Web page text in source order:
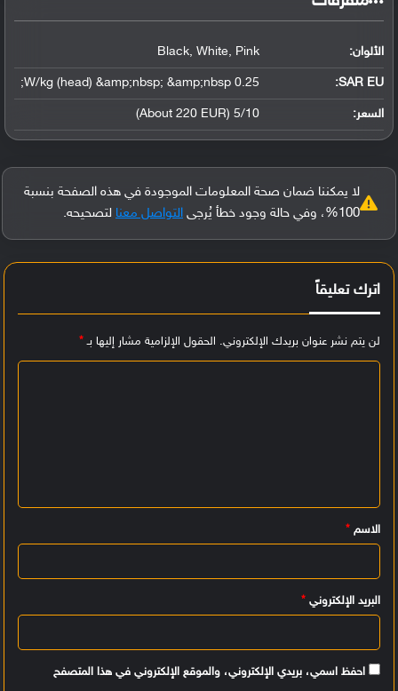
الألوان: Black, White, Pink
SAR EU:
0.25 W/kg (head) &amp;nbsp; &amp;nbsp;
السعر: 5/10 (About 220 EUR)
لا يمكننا ضمان صحة المعلومات الموجودة في هذه الصفحة بنسبة
100%، وفي حالة وجود خطأ يُرجى
التواصل معنا لتصحيحه.
اترك تعليقاً
لن يتم نشر عنوان بريدك الإلكتروني. الحقول الإلزامية مشار إليها بـ*
ي
ق
الاسم *
البريد الإلكتروني *
احفظ اسمي، بريدي الإلكتروني، والموقع الإلكتروني في هذا المتصفح